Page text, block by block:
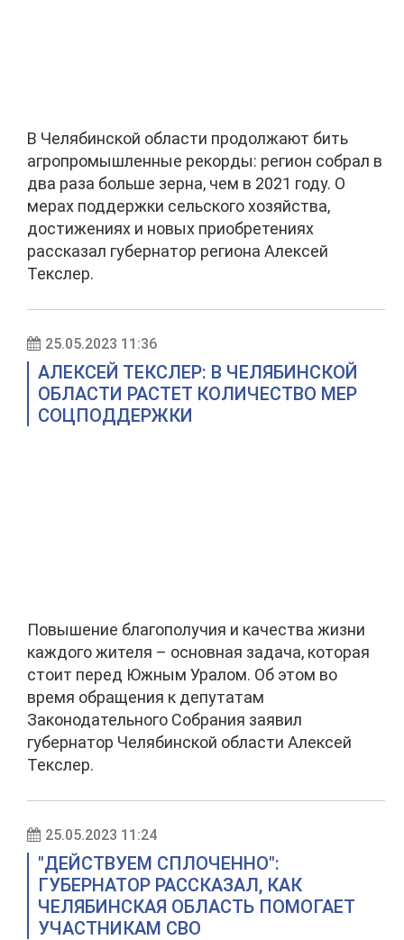
В Челябинской области продолжают бить
агропромышленные рекорды: регион собрал в
два раза больше зерна, чем в 2021 году. О
мерах поддержки сельского хозяйства,
достижениях и новых приобретениях
рассказал губернатор региона Алексей
Текслер.
25.05.2023 11:36
АЛЕКСЕЙ ТЕКСЛЕР: В ЧЕЛЯБИНСКОЙ
ОБЛАСТИ РАСТЕТ КОЛИЧЕСТВО МЕР
СОЦПОДДЕРЖКИ
Повышение благополучия и качества жизни
каждого жителя – основная задача, которая
стоит перед Южным Уралом. Об этом во
время обращения к депутатам
Законодательного Собрания заявил
губернатор Челябинской области Алексей
Текслер.
25.05.2023 11:24
"ДЕЙСТВУЕМ СПЛОЧЕННО":
ГУБЕРНАТОР РАССКАЗАЛ, КАК
ЧЕЛЯБИНСКАЯ ОБЛАСТЬ ПОМОГАЕТ
УЧАСТНИКАМ СВО